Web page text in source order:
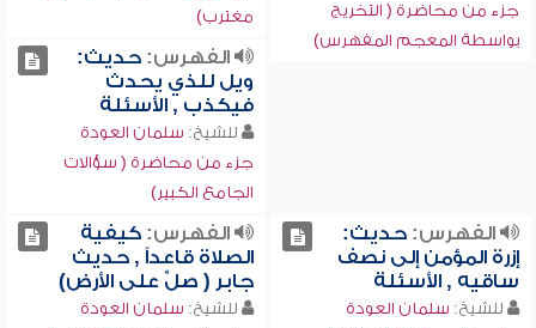
جزء من محاضرة ( التخريج
بواسطة المعجم المفهرس)
مغترب)
الفهرس:حديث:
ويل للذي يحدث
فيكذب , الأسئلة
للشيخ: سلمان العودة
جزء من محاضرة ( سؤالات
الجامع الكبير)
الفهرس:حديث:
إزرة المؤمن إلى نصف
ساقيه , الأسئلة
للشيخ: سلمان العودة
الفهرس:كيفية
الصلاة قاعداً , حديث
جابر ( صلِّ على الأرض)
للشيخ: سلمان العودة